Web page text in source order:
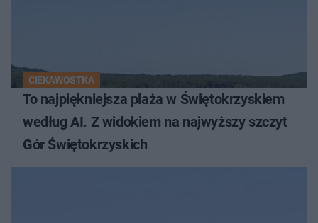
CIEKAWOSTKA
To najpiękniejsza plaża w Świętokrzyskiem
według AI. Z widokiem na najwyższy szczyt
Gór Świętokrzyskich